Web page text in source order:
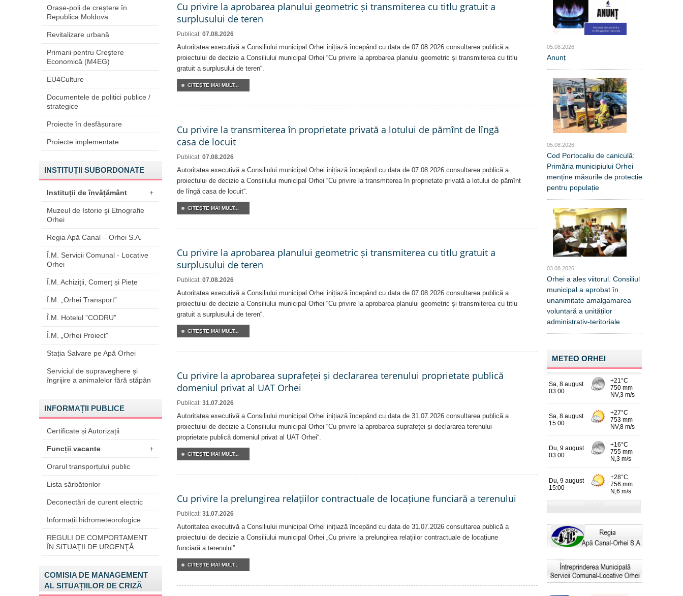
Orașe-poli de creștere în
Republica Moldova
Revitalizare urbană
Primarii pentru Creștere
Economică (M4EG)
EU4Culture
Documentele de politici publice /
strategice
Proiecte în desfășurare
Proiecte implementate
INSTITUȚII SUBORDONATE
Instituții de învățământ +
Muzeul de Istorie şi Etnografie
Orhei
Regia Apă Canal – Orhei S.A.
Î.M. Servicii Comunal - Locative
Orhei
Î.M. Achiziții, Comerț și Piețe
Î.M. „Orhei Transport”
Î.M. Hotelul ”CODRU”
Î.M. „Orhei Proiect”
Stația Salvare pe Apă Orhei
Serviciul de supraveghere și
îngrijire a animalelor fără stăpân
INFORMAȚII PUBLICE
Certificate și Autorizații
Funcții vacante +
Orarul transportului public
Lista sărbătorilor
Deconectări de curent electric
Informații hidrometeorologice
REGULI DE COMPORTAMENT
ÎN SITUAŢII DE URGENŢĂ
COMISIA DE MANAGEMENT
AL SITUAȚIILOR DE CRIZĂ
Cu privire la aprobarea planului geometric și transmiterea cu titlu gratuit a
surplusului de teren
Publicat: 07.08.2026
Autoritatea executivă a Consiliului municipal Orhei inițiază începând cu data de 07.08.2026 consultarea publică a
proiectului de decizie a Consiliului municipal Orhei “Cu privire la aprobarea planului geometric și transmiterea cu titlu
gratuit a surplusului de teren“.
CITEŞTE MAI MULT...
Cu privire la transmiterea în proprietate privată a lotului de pămînt de lîngă
casa de locuit
Publicat: 07.08.2026
Autoritatea executivă a Consiliului municipal Orhei inițiază începând cu data de 07.08.2026 consultarea publică a
proiectului de decizie a Consiliului municipal Orhei “Cu privire la transmiterea în proprietate privată a lotului de pămînt
de lîngă casa de locuit“.
CITEŞTE MAI MULT...
Cu privire la aprobarea planului geometric și transmiterea cu titlu gratuit a
surplusului de teren
Publicat: 07.08.2026
Autoritatea executivă a Consiliului municipal Orhei inițiază începând cu data de 07.08.2026 consultarea publică a
proiectului de decizie a Consiliului municipal Orhei “Cu privire la aprobarea planului geometric și transmiterea cu titlu
gratuit a surplusului de teren“.
CITEŞTE MAI MULT...
Cu privire la aprobarea suprafeței și declararea terenului proprietate publică
domeniul privat al UAT Orhei
Publicat: 31.07.2026
Autoritatea executivă a Consiliului municipal Orhei inițiază începând cu data de 31.07.2026 consultarea publică a
proiectului de decizie a Consiliului municipal Orhei “Cu privire la aprobarea suprafeței și declararea terenului
proprietate publică domeniul privat al UAT Orhei“.
CITEŞTE MAI MULT...
Cu privire la prelungirea relațiilor contractuale de locațiune funciară a terenului
Publicat: 31.07.2026
Autoritatea executivă a Consiliului municipal Orhei inițiază începând cu data de 31.07.2026 consultarea publică a
proiectului de decizie a Consiliului municipal Orhei „Cu privire la prelungirea relațiilor contractuale de locațiune
funciară a terenului”.
CITEŞTE MAI MULT...
05.08.2026
Anunț
05.08.2026
Cod Portocaliu de caniculă:
Primăria municipiului Orhei
menține măsurile de protecție
pentru populație
03.08.2026
Orhei a ales viitorul. Consiliul
municipal a aprobat în
unanimitate amalgamarea
voluntară a unităților
administrativ-teritoriale
METEO ORHEI